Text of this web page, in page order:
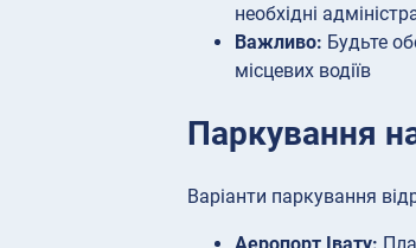
необхідні
Важливо: Будьте
місцевих водіїв
Паркування
Варіанти паркування